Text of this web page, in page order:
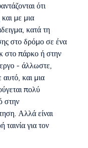
ότι
με μια
κατά τη
στο δρόμο σε ένα
στο πάρκο ή στην
- άλλωστε,
και μια
πολύ
στην
Αλλά είναι
για τον